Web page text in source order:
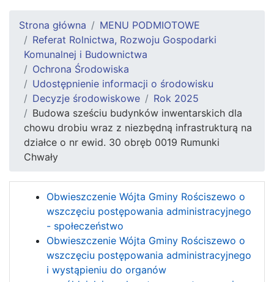
Strona główna
MENU PODMIOTOWE
Referat Rolnictwa, Rozwoju Gospodarki
Komunalnej i Budownictwa
Ochrona Środowiska
Udostępnienie informacji o środowisku
Decyzje środowiskowe
Rok 2025
Budowa sześciu budynków inwentarskich dla
chowu drobiu wraz z niezbędną infrastrukturą na
działce o nr ewid. 30 obręb 0019 Rumunki
Chwały
Obwieszczenie Wójta Gminy Rościszewo o
wszczęciu postępowania administracyjnego
- społeczeństwo
Obwieszczenie Wójta Gminy Rościszewo o
wszczęciu postępowania administracyjnego
i wystąpieniu do organów